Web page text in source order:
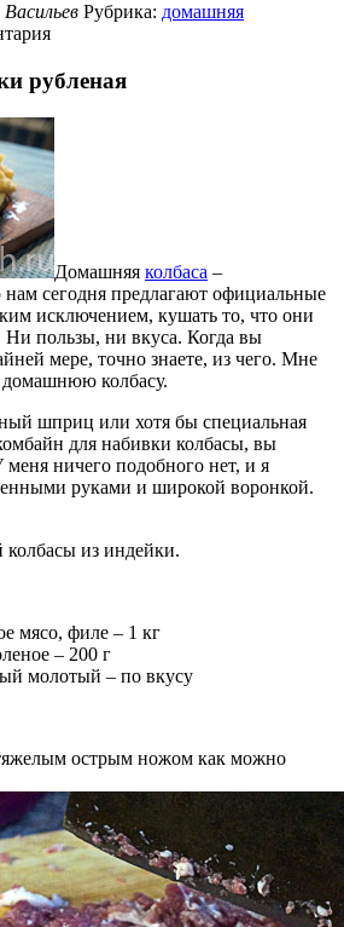
Рубрика: домашняя
рубленая
Домашняя колбаса –
нам сегодня предлагают официальные
исключением, кушать то, что они
пользы, ни вкуса. Когда вы
мере, точно знаете, из чего. Мне
домашнюю колбасу.
шприц или хотя бы специальная
для набивки колбасы, вы
ничего подобного нет, и я
руками и широкой воронкой.
колбасы из индейки.
мясо, филе – 1 кг
– 200 г
молотый – по вкусу
острым ножом как можно